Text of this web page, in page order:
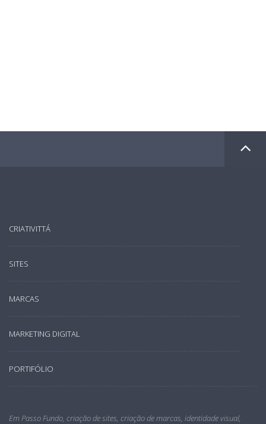
CRIATIVITTÁ
SITES
MARCAS
MARKETING DIGITAL
PORTIFÓLIO
Em Passo Fundo, criação de sites, criação de marcas, identidade visual,